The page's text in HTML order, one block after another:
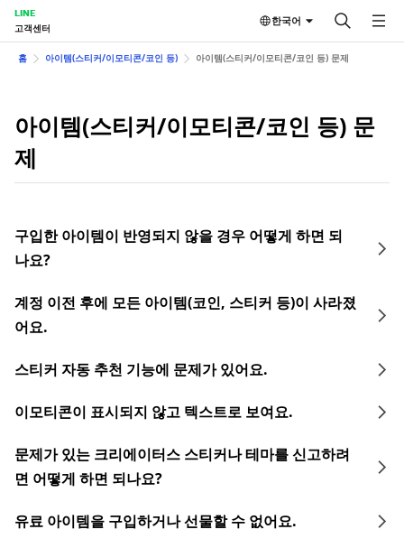
LINE
고객센터
한국어
홈 아이템(스티커/이모티콘/코인 등) 아이템(스티커/이모티콘/코인 등) 문제
아이템(스티커/이모티콘/코인 등) 문
제
구입한 아이템이 반영되지 않을 경우 어떻게 하면 되
나요?
계정 이전 후에 모든 아이템(코인, 스티커 등)이 사라졌
어요.
스티커 자동 추천 기능에 문제가 있어요.
이모티콘이 표시되지 않고 텍스트로 보여요.
문제가 있는 크리에이터스 스티커나 테마를 신고하려
면 어떻게 하면 되나요?
유료 아이템을 구입하거나 선물할 수 없어요.